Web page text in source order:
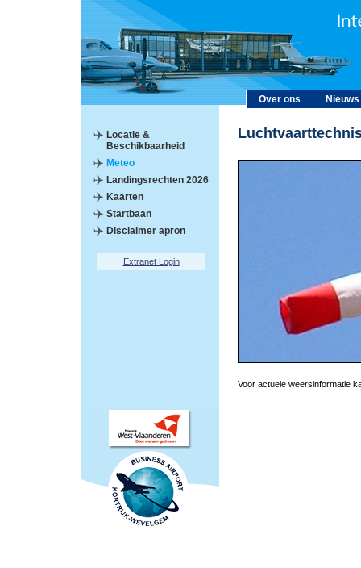
Over ons Nieuws
Locatie &
Beschikbaarheid
Meteo
Landingsrechten 2026
Kaarten
Startbaan
Disclaimer apron
Extranet Login
Voor actuele weersinformatie